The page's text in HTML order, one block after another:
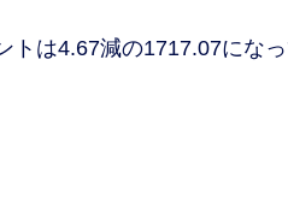
は4.67減の1717.07になっ